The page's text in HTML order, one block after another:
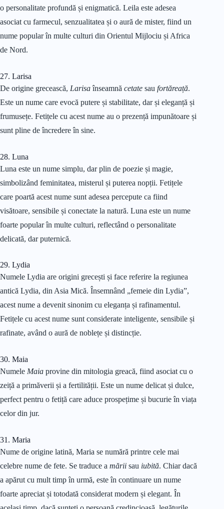
o personalitate profundă și enigmatică. Leila este adesea
asociat cu farmecul, senzualitatea și o aură de mister, fiind un
nume popular în multe culturi din Orientul Mijlociu și Africa
de Nord.
27. Larisa
De origine grecească, Larisaînseamnă cetate sau fortăreață.
Este un nume care evocă putere și stabilitate, dar și eleganță și
frumusețe. Fetițele cu acest nume au o prezență impunătoare și
sunt pline de încredere în sine.
28. Luna
Luna este un nume simplu, dar plin de poezie și magie,
simbolizând feminitatea, misterul și puterea nopții. Fetițele
care poartă acest nume sunt adesea percepute ca fiind
visătoare, sensibile și conectate la natură. Luna este un nume
foarte popular în multe culturi, reflectând o personalitate
delicată, dar puternică.
29. Lydia
Numele Lydia are origini grecești și face referire la regiunea
antică Lydia, din Asia Mică. Însemnând „femeie din Lydia”,
acest nume a devenit sinonim cu eleganța și rafinamentul.
Fetițele cu acest nume sunt considerate inteligente, sensibile și
rafinate, având o aură de noblețe și distincție.
30. Maia
Numele Maia provine din mitologia greacă, fiind asociat cu o
zeiță a primăverii și a fertilității. Este un nume delicat și dulce,
perfect pentru o fetiță care aduce prospețime și bucurie în viața
celor din jur.
31. Maria
Nume de origine latină, Maria se numără printre cele mai
celebre nume de fete. Se traduce a mării sau iubită. Chiar dacă
a apărut cu mult timp în urmă, este în continuare un nume
foarte apreciat și totodată considerat modern și elegant. În